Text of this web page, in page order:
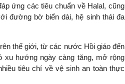
ứng các tiêu chuẩn về Halal, cũng
đường bờ biển dài, hệ sinh thái đa
thế giới, từ các nước Hồi giáo đến
xu hướng ngày càng tăng, mở rộng
tiêu chí về vệ sinh an toàn thực